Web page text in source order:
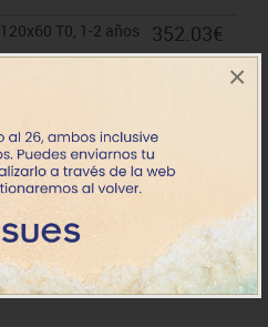
×
T0, 1-2 años
352.03€
T0, 1-2 años
352.03€
T0, 1-2 años 352.03€